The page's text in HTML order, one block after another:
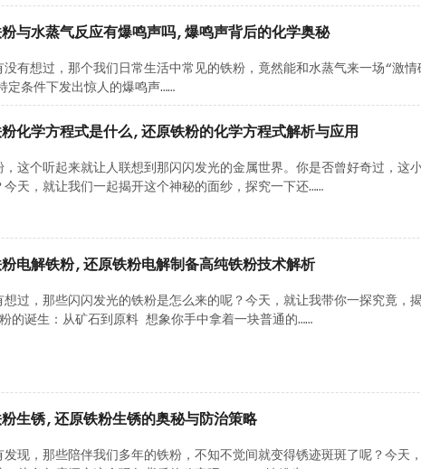
与水蒸气反应有爆鸣声吗,爆鸣声背后的化学奥秘
没有想过，那个我们日常生活中常见的铁粉，竟然能和水蒸气来一场“激
定条件下发出惊人的爆鸣声……
化学方程式是什么,还原铁粉的化学方程式解析与应用
，这个听起来就让人联想到那闪闪发光的金属世界。你是否曾好奇过，这
今天，就让我们一起揭开这个神秘的面纱，探究一下还……
电解铁粉,还原铁粉电解制备高纯铁粉技术解析
想过，那些闪闪发光的铁粉是怎么来的呢？今天，就让我带你一探究竟，
的诞生：从矿石到原料 想象你手中拿着一块普通的……
生锈,还原铁粉生锈的奥秘与防治策略
发现，那些陪伴我们多年的铁粉，不知不觉间就变得锈迹斑斑了呢？今天